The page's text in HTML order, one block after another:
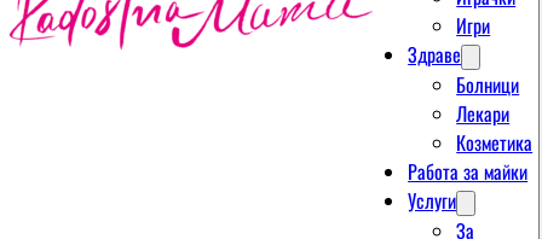
Игри
Здраве
Болници
Лекари
Козметика
Работа за майки
Услуги
За